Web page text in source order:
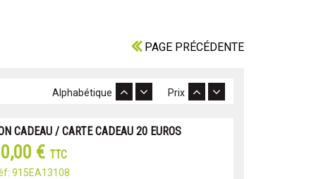
PAGE PRÉCÉDENTE
Prix
Alphabétique
CADEAU / CARTE CADEAU 20 EUROS
€ TTC
915EA13108